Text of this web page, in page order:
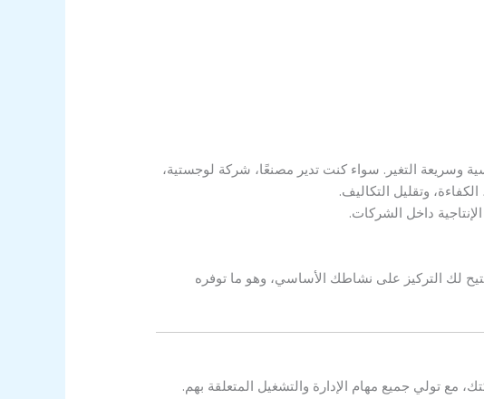
وسريعة التغير. سواء كنت تدير مصنعًا، شركة لوجستية،
وتقليل التكاليف.
داخل الشركات.
لك التركيز على نشاطك الأساسي، وهو ما توفره
تولي جميع مهام الإدارة والتشغيل المتعلقة بهم.